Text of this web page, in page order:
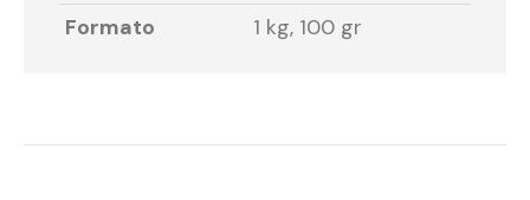
Formato 1 kg, 100 gr